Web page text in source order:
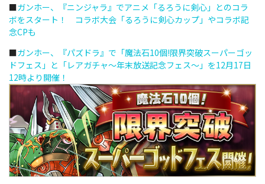
■ガンホー、『ニンジャラ』でアニメ「るろうに剣心」とのコラ
ボをスタート！ コラボ大会「るろうに剣心カップ」やコラボ記
念CPも
■ガンホー、『パズドラ』で「魔法石10個!限界突破スーパーゴッ
ドフェス」と「レアガチャ～年末放送記念フェス～」を12月17日
12時より開催！